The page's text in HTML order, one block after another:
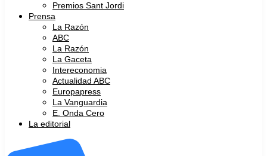
Premios Sant Jordi
Prensa
La Razón
ABC
La Razón
La Gaceta
Intereconomia
Actualidad ABC
Europapress
La Vanguardia
E. Onda Cero
La editorial